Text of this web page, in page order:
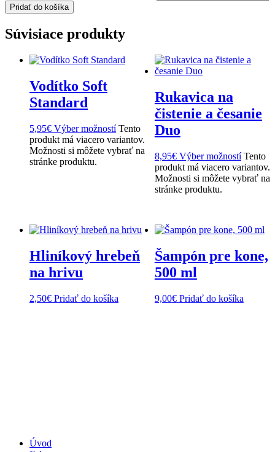
Pridať do košíka
Súvisiace produkty
Vodítko Soft
Standard
5,95€ Výber možností Tento
produkt má viacero variantov.
Možnosti si môžete vybrať na
stránke produktu.
Rukavica na
čistenie a česanie
Duo
8,95€ Výber možností Tento
produkt má viacero variantov.
Možnosti si môžete vybrať na
stránke produktu.
Hliníkový hrebeň
na hrivu
2,50€ Pridať do košíka
Šampón pre kone,
500 ml
9,00€ Pridať do košíka
Úvod